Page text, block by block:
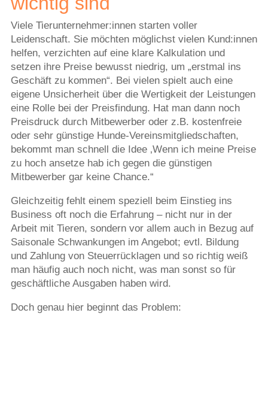
Viele Tierunternehmer:innen starten voller
Leidenschaft. Sie möchten möglichst vielen Kund:innen
helfen, verzichten auf eine klare Kalkulation und
setzen ihre Preise bewusst niedrig, um „erstmal ins
Geschäft zu kommen“. Bei vielen spielt auch eine
eigene Unsicherheit über die Wertigkeit der Leistungen
eine Rolle bei der Preisfindung. Hat man dann noch
Preisdruck durch Mitbewerber oder z.B. kostenfreie
oder sehr günstige Hunde-Vereinsmitgliedschaften,
bekommt man schnell die Idee ‚Wenn ich meine Preise
zu hoch ansetze hab ich gegen die günstigen
Mitbewerber gar keine Chance.“
Gleichzeitig fehlt einem speziell beim Einstieg ins
Business oft noch die Erfahrung – nicht nur in der
Arbeit mit Tieren, sondern vor allem auch in Bezug auf
Saisonale Schwankungen im Angebot; evtl. Bildung
und Zahlung von Steuerrücklagen und so richtig weiß
man häufig auch noch nicht, was man sonst so für
geschäftliche Ausgaben haben wird.
Doch genau hier beginnt das Problem: